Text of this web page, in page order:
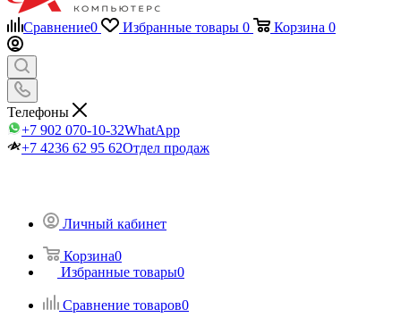
Сравнение0 Избранные товары 0 Корзина 0
Телефоны
+7 902 070-10-32WhatApp
+7 4236 62 95 62Отдел продаж
Личный кабинет
Корзина0
Избранные товары0
Сравнение товаров0